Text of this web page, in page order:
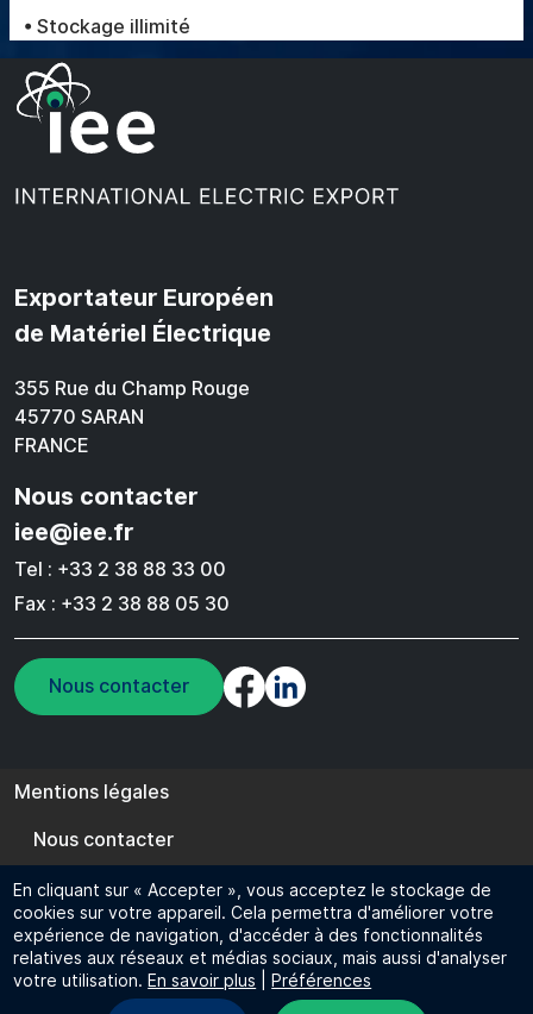
• Stockage illimité
Exportateur Européen
de Matériel Électrique
355 Rue du Champ Rouge
45770 SARAN
FRANCE
Nous contacter
iee@iee.fr
Tel : +33 2 38 88 33 00
Fax : +33 2 38 88 05 30
Nous contacter
Pied de page
Mentions légales
Nous contacter
Cookie management
FR EN
© 2024 IEE - Tous droits réservés
En cliquant sur « Accepter », vous acceptez le stockage de
cookies sur votre appareil. Cela permettra d'améliorer votre
expérience de navigation, d'accéder à des fonctionnalités
relatives aux réseaux et médias sociaux, mais aussi d'analyser
votre utilisation.En savoir plus |Préférences